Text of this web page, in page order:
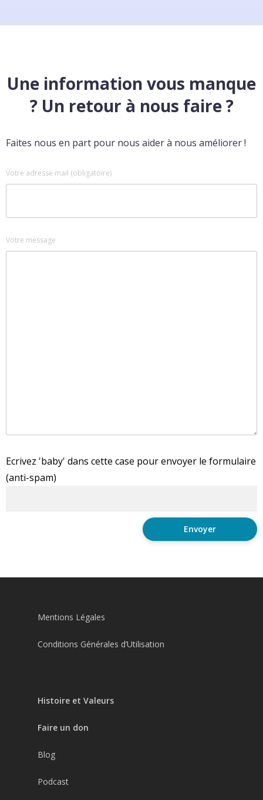
Une information vous manque
? Un retour à nous faire ?
Faites nous en part pour nous aider à nous améliorer !
Votre adresse mail (obligatoire)
Votre message
Ecrivez 'baby' dans cette case pour envoyer le formulaire
(anti-spam)
Mentions Légales
Conditions Générales d’Utilisation
Histoire et Valeurs
Faire un don
Blog
Podcast